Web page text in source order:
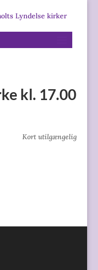
kl. 17.00
Kort utilgængelig